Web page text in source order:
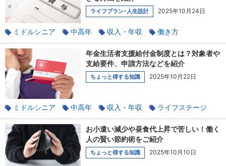
ライフプラン･人生設計 2025年10月24日
ミドルシニア 中高年 収入・年収
働き方
長く働く
年金生活者支援給付金制度とは？対象者や
支給要件、申請方法などを紹介
ちょっと得する知識 2025年10月22日
ミドルシニア 中高年 収入・年収
ライフステージ
使える税金の知識
お小遣い減少や昼食代上昇で苦しい！働く
人の賢い節約術をご紹介
ちょっと得する知識 2025年10月10日